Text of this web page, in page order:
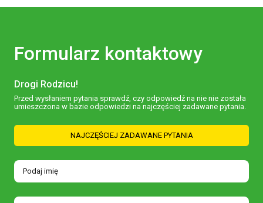
Formularz kontaktowy
Drogi Rodzicu!
Przed wysłaniem pytania sprawdź, czy odpowiedź na nie nie została
umieszczona w bazie odpowiedzi na najczęściej zadawane pytania.
NAJCZĘŚCIEJ ZADAWANE PYTANIA